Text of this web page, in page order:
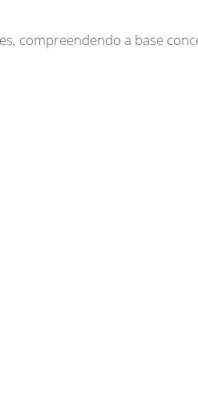
compreendendo a base